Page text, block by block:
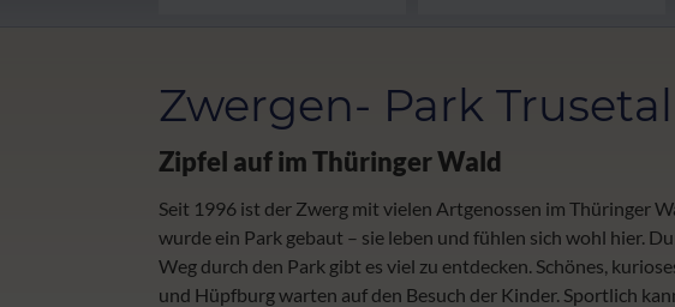
Zwergen- Park Trusetal
Zipfel auf im Thüringer Wald
Seit 1996 ist der Zwerg mit vielen Artgenossen im Thüringer
wurde ein Park gebaut – sie leben und fühlen sich wohl hier.
Weg durch den Park gibt es viel zu entdecken. Schönes,
und Hüpfburg warten auf den Besuch der Kinder. Sportlich